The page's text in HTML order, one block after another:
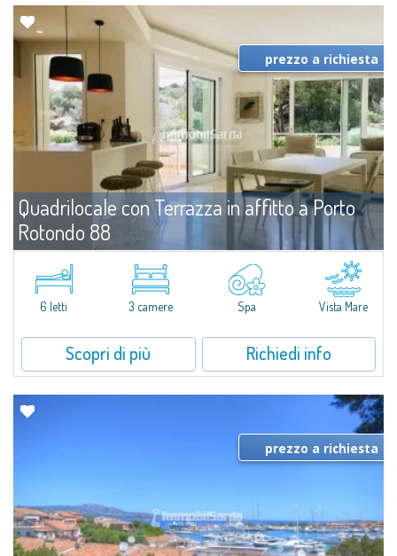
Quadrilocale con Terrazza in affitto a Porto
Rotondo 88
Porto Rotondo Affitto
All'interno dell'esclusiva cornice del nuovissimo Residence
PortoRotondo88, si offre in affitto un elegante appartamento quadrilocale
che regala viste panoramiche spettacolari, a pochi minuti dalla...
prezzo a richiesta
6 letti 3 camere Spa Vista Mare
Scopri di più Richiedi info
prezzo a richiesta